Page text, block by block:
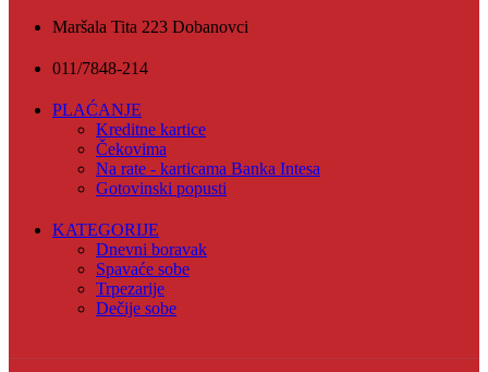
Maršala Tita 223 Dobanovci
011/7848-214
PLAĆANJE
Kreditne kartice
Čekovima
Na rate - karticama Banka Intesa
Gotovinski popusti
KATEGORIJE
Dnevni boravak
Spavaće sobe
Trpezarije
Dečije sobe